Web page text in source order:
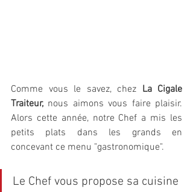
Comme vous le savez, chez La Cigale
Traiteur, nous aimons vous faire plaisir.
Alors cette année, notre Chef a mis les
petits plats dans les grands en
concevant ce menu "gastronomique".
Le Chef vous propose sa cuisine